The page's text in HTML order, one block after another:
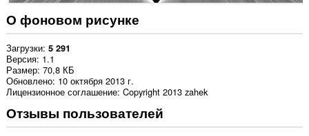
О фоновом рисунке
Загрузки 5 291
Версия 1.1
Размер 70,8 КБ
Обновлено 10 октября 2013 г.
Лицензионное соглашение Copyright 2013 zahek
Отзывы пользователей